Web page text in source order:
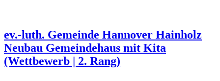
ev.-luth. Gemeinde Hannover Hainholz
Neubau Gemeindehaus mit Kita
(Wettbewerb | 2. Rang)